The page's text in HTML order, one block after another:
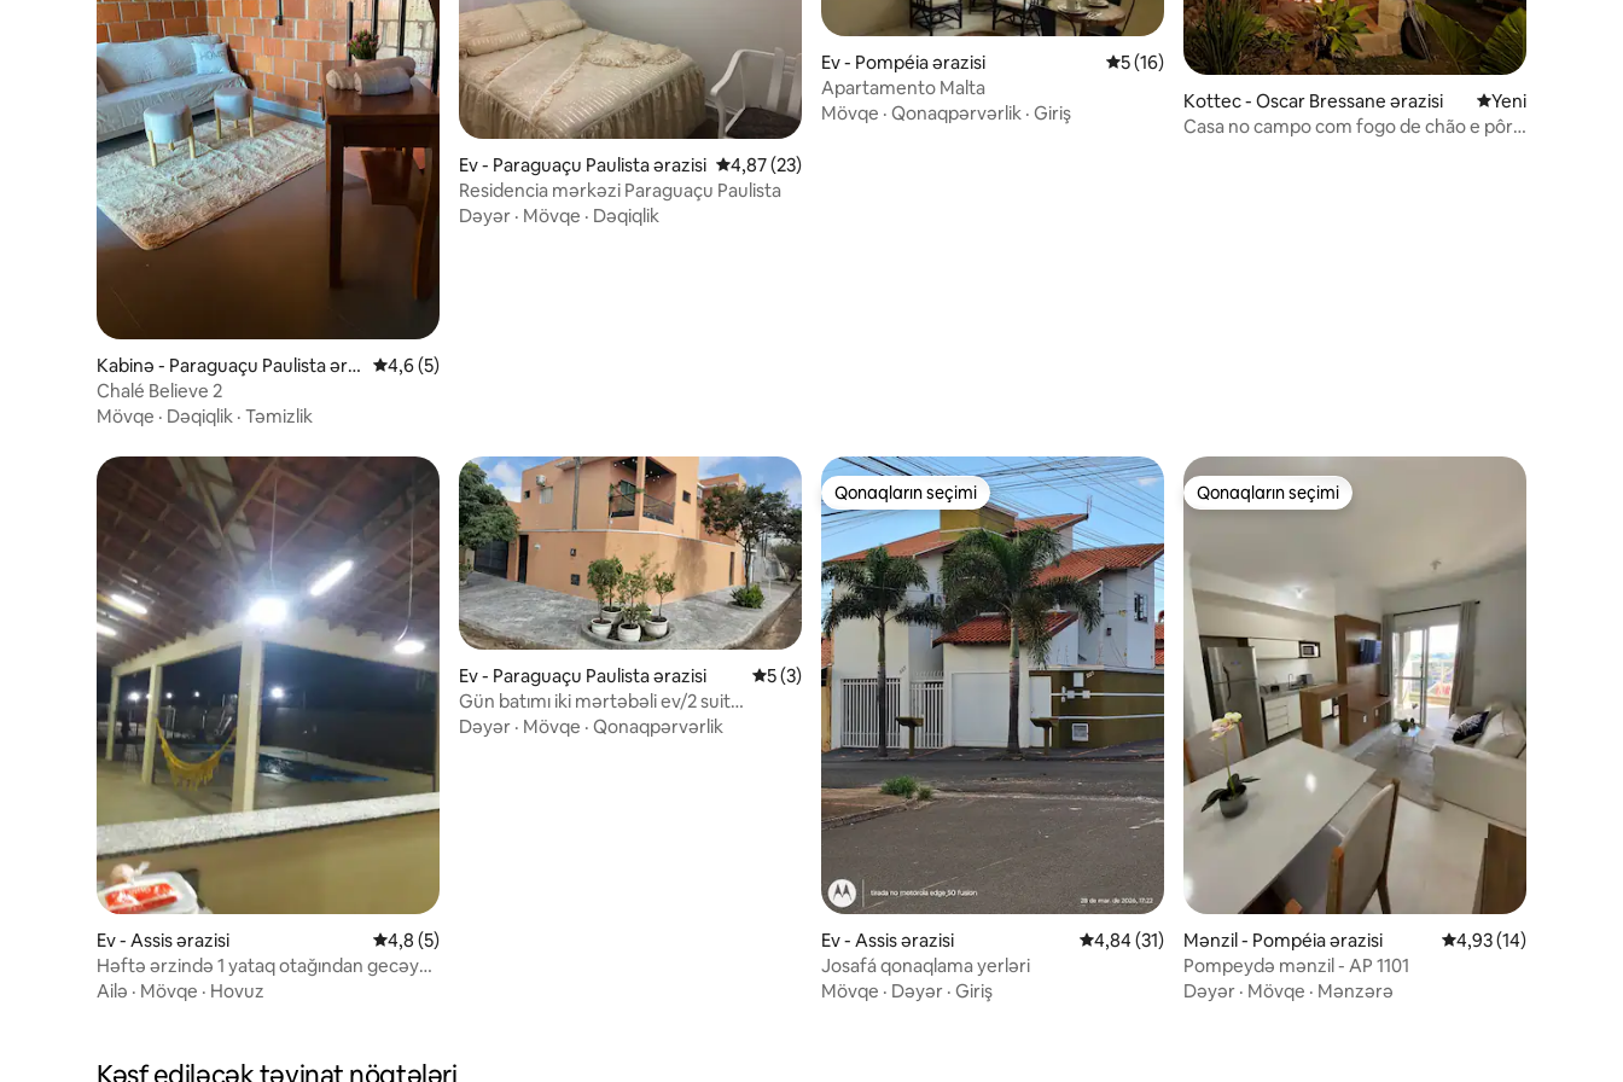
Kabinə - Paraguaçu Paulista əra
zisi
Ortalama reytinq 4,6/5, 5 rəy
4,6 (5)
Chalé Believe 2
Mövqe · Dəqiqlik · Təmizlik
Ev - Paraguaçu Paulista ərazisi Ortalama reytinq 4,87/5, 23 rəy
4,87 (23)
Residencia mərkəzi Paraguaçu Paulista
Dəyər · Mövqe · Dəqiqlik
Ev - Pompéia ərazisi Ortalama reytinq 5/5, 16 rəy
5 (16)
Apartamento Malta
Mövqe · Qonaqpərvərlik · Giriş
Kottec - Oscar Bressane ərazisi Qalmağa yeni yer
Yeni
Casa no campo com fogo de chão e pôr
Ev - Assis ərazisi Ortalama reytinq 4,8/5, 5 rəy
4,8 (5)
Həftə ərzində 1 yataq otağından gecəyə
qədər bütöv ev
Ailə · Mövqe · Hovuz
Ev - Paraguaçu Paulista ərazisi Ortalama reytinq 5/5, 3 rəy
5 (3)
Gün batımı iki mərtəbəli ev/2 suit
otaq/Tam/Tətil sahəsi
Dəyər · Mövqe · Qonaqpərvərlik
Qonaqların seçimi
Qonaqların seçimi
Ev - Assis ərazisi Ortalama reytinq 4,84/5, 31 rəy
4,84 (31)
Josafá qonaqlama yerləri
Mövqe · Dəyər · Giriş
Qonaqların seçimi
Qonaqların seçimi
Mənzil - Pompéia ərazisi Ortalama reytinq
4,93 (14)
Pompeydə mənzil - AP 1101
Dəyər · Mövqe · Mənzərə